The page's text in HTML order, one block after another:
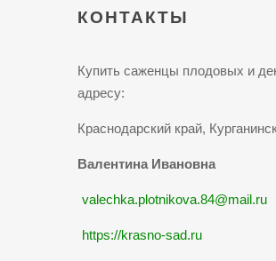
КОНТАКТЫ
Купить саженцы плодовых и
адресу:
Краснодарский край,
Валентина Ивановна
valechka.plotnikova.84@mail.ru
https://krasno-sad.ru